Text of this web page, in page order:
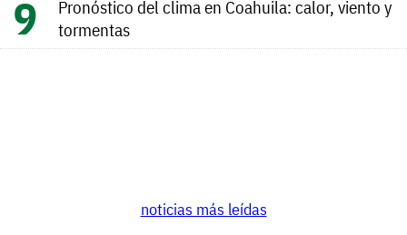
Pronóstico del clima en Coahuila: calor, viento y
tormentas
noticias más leídas